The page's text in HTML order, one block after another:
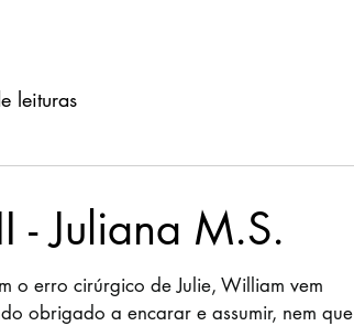
leituras
- Juliana M.S.
o erro cirúrgico de Julie, William vem
obrigado a encarar e assumir, nem que